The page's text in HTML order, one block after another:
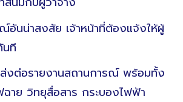
ณ์อันน่าสงสัย เจ้าหน้าที่ต้องแจ้งให้ผู้
นที
ส่งต่อรายงานสถานการณ์ พร้อมทั้ง
าย วิทยุสื่อสาร กระบองไฟฟ้า